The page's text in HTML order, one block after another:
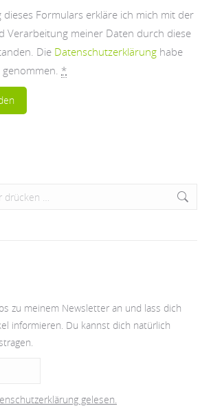
Formulars erkläre ich mich mit der
Verarbeitung meiner Daten durch diese
Die Datenschutzerklärung habe
*
zu meinem Newsletter an und lass dich
informieren. Du kannst dich natürlich
gelesen.